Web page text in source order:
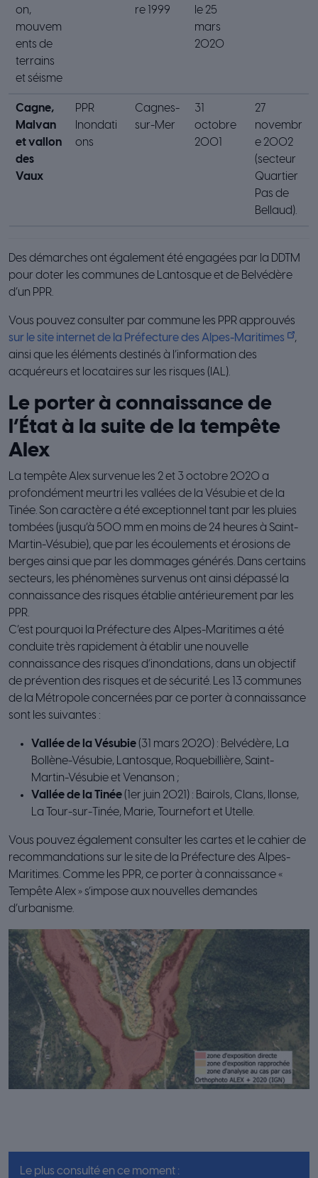
on,
mouvem
ents de
terrains
et séisme
re 1999
le 25
mars
2020
Cagne,
Malvan
et vallon
des
Vaux
PPR
Inondati
ons
Cagnes-
sur-Mer
31
octobre
2001
27
novembr
e 2002
(secteur
Quartier
Pas de
Bellaud).
Des démarches ont également été engagées par la DDTM
pour doter les communes de Lantosque et de Belvédère
d’un PPR.
Vous pouvez consulter par commune les PPR approuvés
sur le site internet de la Préfecture des Alpes-Maritimes
,
ainsi que les éléments destinés à l’information des
acquéreurs et locataires sur les risques (IAL).
Le porter à connaissance de
l’État à la suite de la tempête
Alex
La tempête Alex survenue les 2 et 3 octobre 2020 a
profondément meurtri les vallées de la Vésubie et de la
Tinée. Son caractère a été exceptionnel tant par les pluies
tombées (jusqu’à 500 mm en moins de 24 heures à Saint-
Martin-Vésubie), que par les écoulements et érosions de
berges ainsi que par les dommages générés. Dans certains
secteurs, les phénomènes survenus ont ainsi dépassé la
connaissance des risques établie antérieurement par les
PPR.
C’est pourquoi la Préfecture des Alpes-Maritimes a été
conduite très rapidement à établir une nouvelle
connaissance des risques d’inondations, dans un objectif
de prévention des risques et de sécurité. Les 13 communes
de la Métropole concernées par ce porter à connaissance
sont les suivantes :
Vallée de la Vésubie(31 mars 2020) : Belvédère, La
Bollène-Vésubie, Lantosque, Roquebillière, Saint-
Martin-Vésubie et Venanson ;
Vallée de la Tinée(1er juin 2021) : Bairols, Clans, Ilonse,
La Tour-sur-Tinée, Marie, Tournefort et Utelle.
Vous pouvez également consulter les cartes et le cahier de
recommandations sur le site de la Préfecture des Alpes-
Maritimes. Comme les PPR, ce porter à connaissance «
Tempête Alex » s’impose aux nouvelles demandes
d’urbanisme.
Le plus consulté en ce moment :